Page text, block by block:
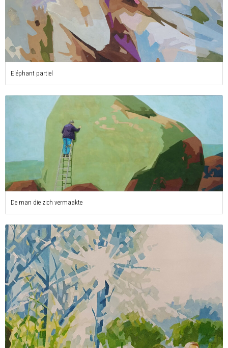
Eléphant partiel
De man die zich vermaakte